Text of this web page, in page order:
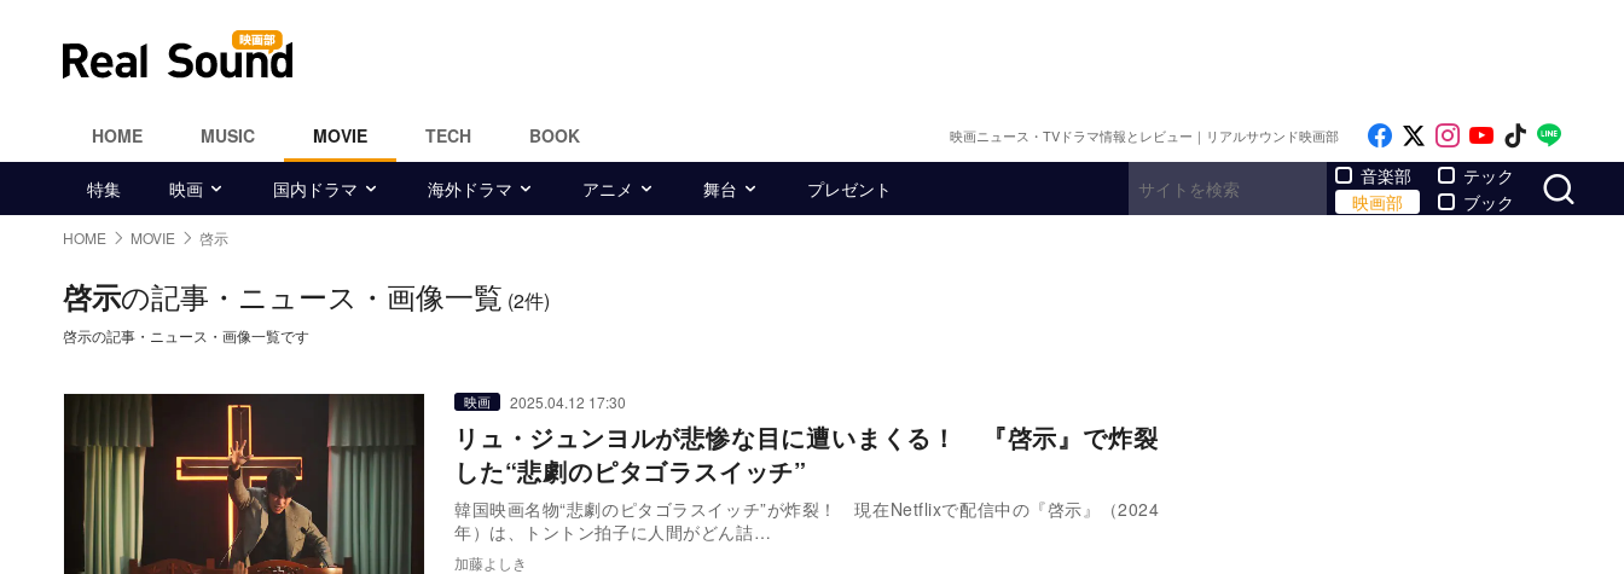
HOME MUSIC MOVIE TECH BOOK 映画ニュース・TVドラマ情報とレビュー｜リアルサウンド映画部 Like on Facebook
Follow on x
Follow on
Follow on
Follow
特集 映画 国内ドラマ 海外ドラマ アニメ 舞台 プレゼント
音楽部
映画部
テック
ブック
HOME MOVIE 啓示
啓示の記事・ニュース・画像一覧 (2件)
啓示の記事・ニュース・画像一覧です
映画 2025.04.12 17:30
リュ・ジュンヨルが悲惨な目に遭いまくる！ 『啓示』で炸裂
した“悲劇のピタゴラスイッチ”
韓国映画名物“悲劇のピタゴラスイッチ”が炸裂！ 現在Netflixで配信中の『啓示』（2024
年）は、トントン拍子に人間がどん詰…
加藤よしき